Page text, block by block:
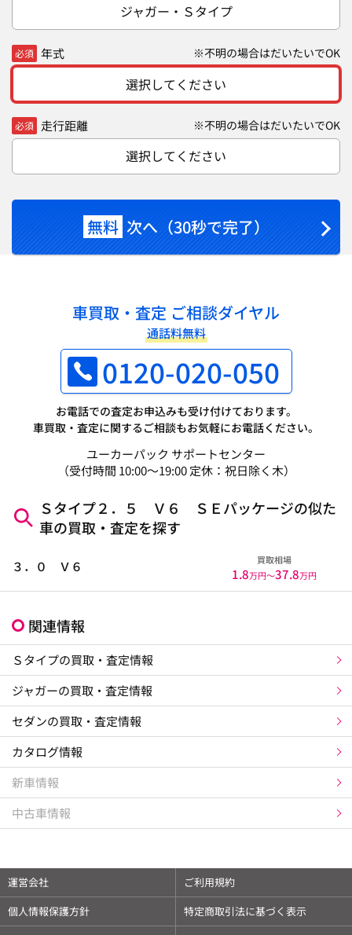
ジャガー・Ｓタイプ
必須 年式 ※不明の場合はだいたいでOK
選択してください
必須 走行距離 ※不明の場合はだいたいでOK
選択してください
無料 次へ（30秒で完了）
車買取・査定 ご相談ダイヤル
通話料無料
0120-020-050
お電話での査定お申込みも受け付けております。
車買取・査定に関するご相談もお気軽にお電話ください。
ユーカーパック サポートセンター
（受付時間 10:00～19:00 定休：祝日除く木）
Ｓタイプ２．５ Ｖ６ ＳＥパッケージの似た
車の買取・査定を探す
３．０ Ｖ６ 買取相場
1.8万円〜37.8万円
関連情報
Ｓタイプの買取・査定情報
ジャガーの買取・査定情報
セダンの買取・査定情報
カタログ情報
新車情報
中古車情報
運営会社
ご利用規約
個人情報保護方針
特定商取引法に基づく表示